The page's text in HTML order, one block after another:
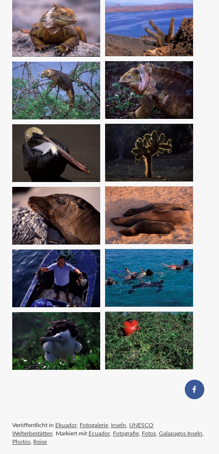
Veröffentlicht in Ekuador, Fotogalerie Inseln
UNESCO
Welterbestätten
Markiert mit Ecuador, Fotografie Fotos Galapagos Inseln
Photos Reise